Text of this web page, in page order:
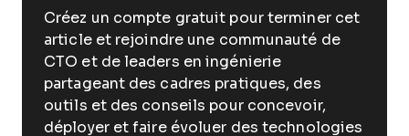
Créez un compte gratuit pour terminer cet
article et rejoindre une communauté de
CTO et de leaders en ingénierie
partageant des cadres pratiques, des
outils et des conseils pour concevoir,
déployer et faire évoluer des technologies